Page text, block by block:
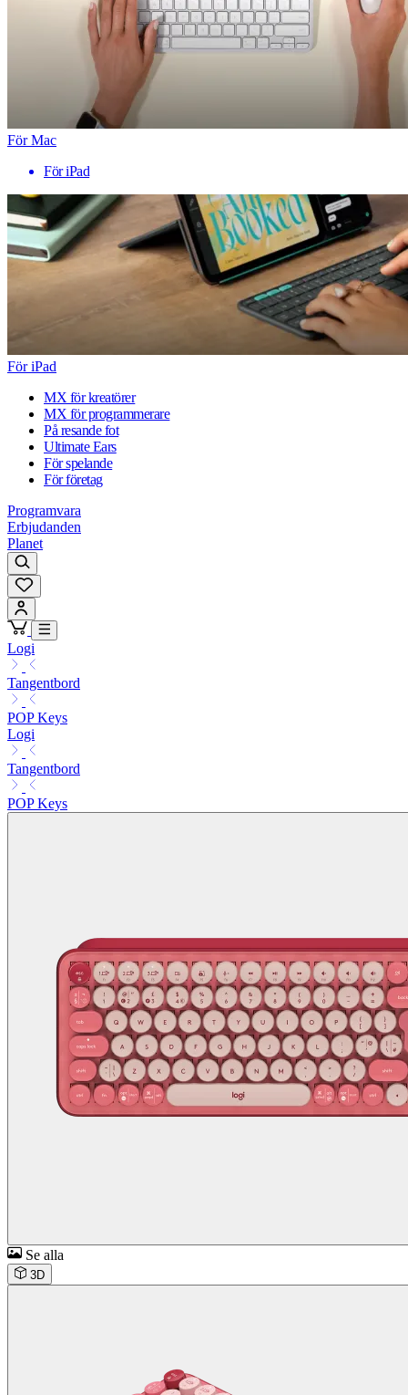
För Mac
För iPad
För iPad
MX för kreatörer
MX för programmerare
På resande fot
Ultimate Ears
För spelande
För företag
Programvara
Erbjudanden
Planet
Logi
Tangentbord
POP Keys
Logi
Tangentbord
POP Keys
Se alla
3D